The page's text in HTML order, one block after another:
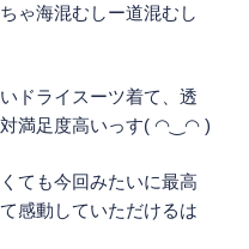
ゃ海混むしー道混むし
ドライスーツ着て、透
対満足度高いっす( ◠‿◠ )
ても今回みたいに最高
感動していただけるは